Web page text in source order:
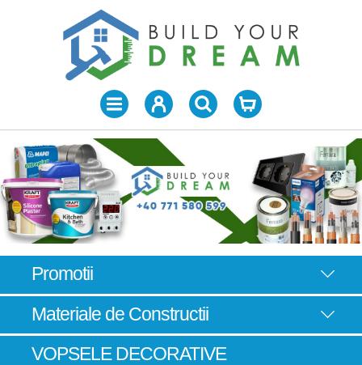
Promotii
Materiale de Constructii
VOPSELE DECORATIVE